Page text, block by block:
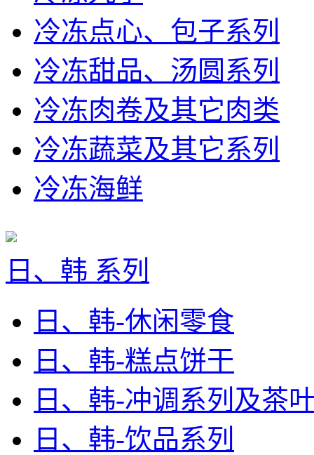
冷冻点心、包子系列
冷冻甜品、汤圆系列
冷冻肉卷及其它肉类
冷冻蔬菜及其它系列
冷冻海鲜
日、韩 系列
日、韩-休闲零食
日、韩-糕点饼干
日、韩-冲调系列及茶
日、韩-饮品系列